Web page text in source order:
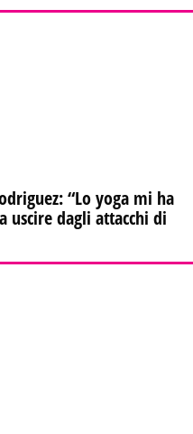
“Lo yoga mi ha
uscire dagli attacchi di